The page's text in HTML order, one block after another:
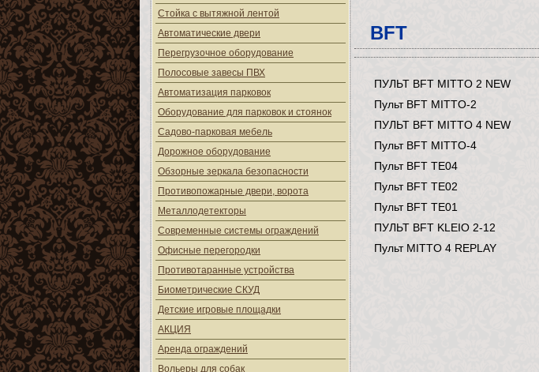
Стойка с вытяжной лентой
Автоматические двери
Перегрузочное оборудование
Полосовые завесы ПВХ
Автоматизация парковок
Оборудование для парковок и стоянок
Садово-парковая мебель
Дорожное оборудование
Обзорные зеркала безопасности
Противопожарные двери, ворота
Металлодетекторы
Современные системы ограждений
Офисные перегородки
Противотаранные устройства
Биометрические СКУД
Детские игровые площадки
АКЦИЯ
Аренда ограждений
Вольеры для собак
BFT
ПУЛЬТ BFT MITTO 2 NEW
ПультBFT MITTO-2
ПУЛЬТ BFT MITTO 4 NEW
ПультBFT MITTO-4
ПультBFT TE04
ПультBFT TE02
ПультBFT TE01
ПУЛЬТ BFT KLEIO 2-12
ПультMITTO 4 REPLAY